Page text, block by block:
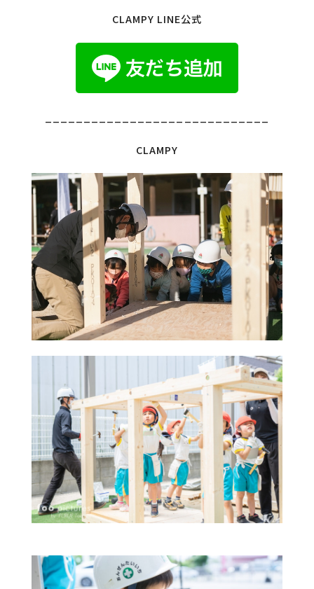
CLAMPY LINE公式
CLAMPY